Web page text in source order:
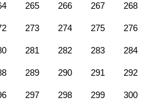
265 266 267 268
273 274 275 276
281 282 283 284
289 290 291 292
297 298 299 300